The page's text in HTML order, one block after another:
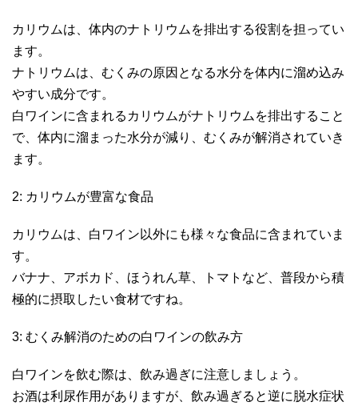
カリウムは、体内のナトリウムを排出する役割を担ってい
ます。
ナトリウムは、むくみの原因となる水分を体内に溜め込み
やすい成分です。
白ワインに含まれるカリウムがナトリウムを排出すること
で、体内に溜まった水分が減り、むくみが解消されていき
ます。
2: カリウムが豊富な食品
カリウムは、白ワイン以外にも様々な食品に含まれていま
す。
バナナ、アボカド、ほうれん草、トマトなど、普段から積
極的に摂取したい食材ですね。
3: むくみ解消のための白ワインの飲み方
白ワインを飲む際は、飲み過ぎに注意しましょう。
お酒は利尿作用がありますが、飲み過ぎると逆に脱水症状